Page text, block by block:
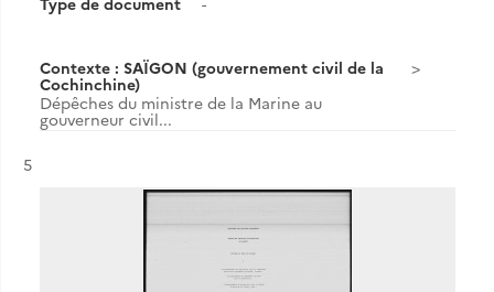
Contexte : SAÏGON (gouvernement civil de la
Cochinchine)
Dépêches du ministre de la Marine au
gouverneur civil...
Résultat n°
5